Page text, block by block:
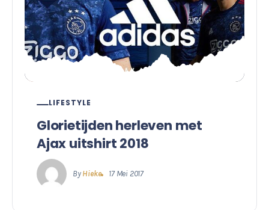
LIFESTYLE
Glorietijden herleven met
Ajax uitshirt 2018
By Hieke 17 Mei 2017